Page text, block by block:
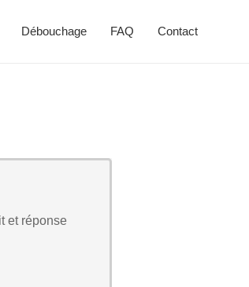
Débouchage FAQ Contact
et réponse